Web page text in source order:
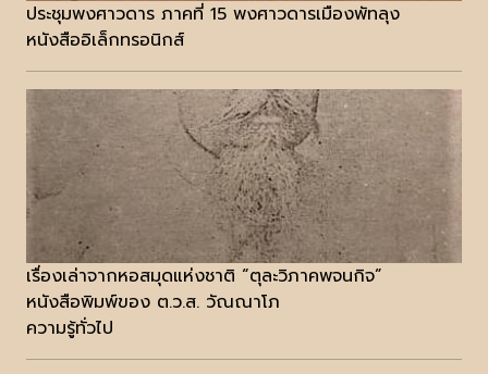
ประชุมพงศาวดาร ภาคที่ 15 พงศาวดารเมืองพัทลุง
หนังสืออิเล็กทรอนิกส์
เรื่องเล่าจากหอสมุดแห่งชาติ “ตุละวิภาคพจนกิจ”
หนังสือพิมพ์ของ ต.ว.ส. วัณณาโภ
ความรู้ทั่วไป